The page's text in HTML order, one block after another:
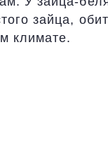
зайца,
климате.